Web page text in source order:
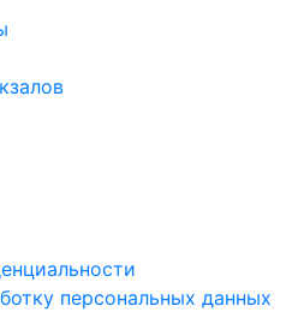
персональных данных